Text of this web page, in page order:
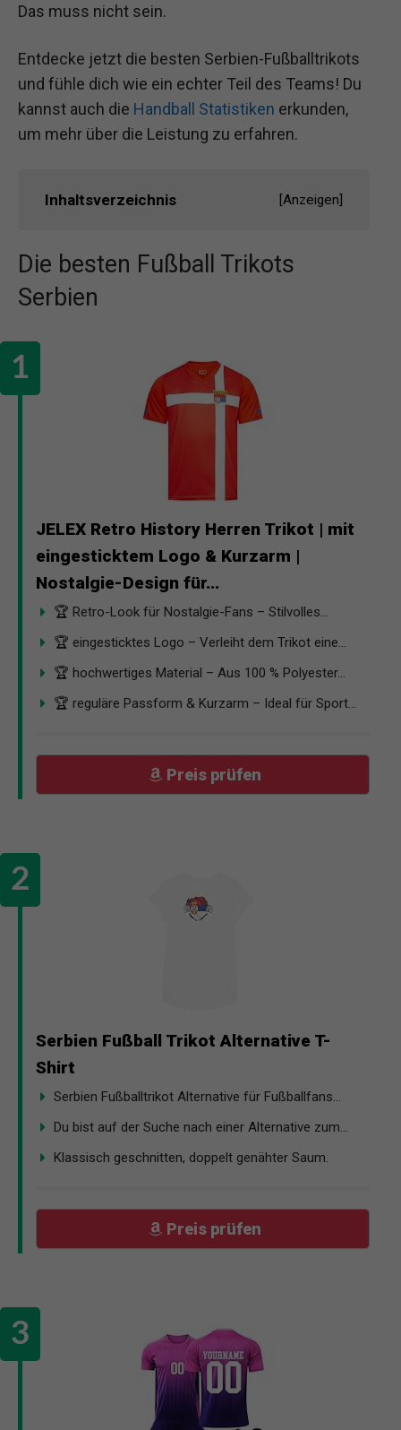
Das muss nicht sein.
Entdecke jetzt die besten Serbien-Fußballtrikots
und fühle dich wie ein echter Teil des Teams! Du
kannst auch die Handball Statistiken erkunden,
um mehr über die Leistung zu erfahren.
Inhaltsverzeichnis [Anzeigen]
Die besten Fußball Trikots
Serbien
JELEX Retro History Herren Trikot | mit
eingesticktem Logo & Kurzarm |
Nostalgie-Design für...
🏆 Retro-Look für Nostalgie-Fans – Stilvolles...
🏆 eingesticktes Logo – Verleiht dem Trikot eine...
🏆 hochwertiges Material – Aus 100 % Polyester...
🏆 reguläre Passform & Kurzarm – Ideal für Sport...
Preis prüfen
Serbien Fußball Trikot Alternative T-
Shirt
Serbien Fußballtrikot Alternative für Fußballfans...
Du bist auf der Suche nach einer Alternative zum...
Klassisch geschnitten, doppelt genähter Saum.
Preis prüfen